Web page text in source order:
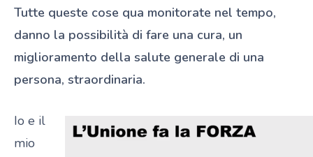
Tutte queste cose qua monitorate nel tempo,
danno la possibilità di fare una cura, un
miglioramento della salute generale di una
persona, straordinaria.
Io e il
mio